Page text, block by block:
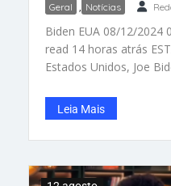
Geral , Notícias
Biden EUA 08/12/2024
read 14 horas atrás
Estados Unidos, Joe
evitar criar “distrações”
como uma eleição
Estados Unidos. Em
Leia Mais